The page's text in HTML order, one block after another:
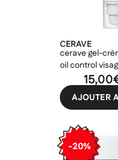
CERAVE
cerave gel-
oil control
AJOUTER
-20%